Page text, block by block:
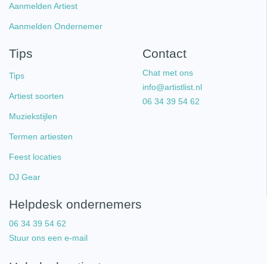
Aanmelden Artiest
Aanmelden Ondernemer
Tips
Tips
Artiest soorten
Muziekstijlen
Termen artiesten
Feest locaties
DJ Gear
Contact
Chat met ons
info@artistlist.nl
06 34 39 54 62
Helpdesk ondernemers
06 34 39 54 62
Stuur ons een e-mail